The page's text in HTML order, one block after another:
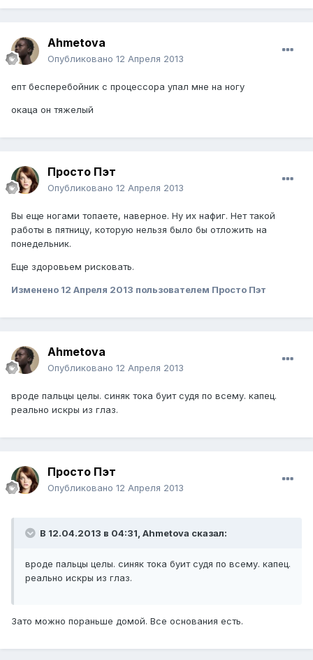
Ahmetova
Опубликовано 12 Апреля 2013
епт бесперебойник с процессора упал мне на ногу
окаца он тяжелый
Просто Пэт
Опубликовано 12 Апреля 2013
Вы еще ногами топаете, наверное. Ну их нафиг. Нет такой
работы в пятницу, которую нельзя было бы отложить на
понедельник.
Еще здоровьем рисковать.
Изменено 12 Апреля 2013 пользователем Просто Пэт
Ahmetova
Опубликовано 12 Апреля 2013
вроде пальцы целы. синяк тока буит судя по всему. капец.
реально искры из глаз.
Просто Пэт
Опубликовано 12 Апреля 2013
В 12.04.2013 в 04:31, Ahmetova сказал:
вроде пальцы целы. синяк тока буит судя по всему. капец.
реально искры из глаз.
Зато можно пораньше домой. Все основания есть.